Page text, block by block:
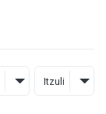
Itzuli